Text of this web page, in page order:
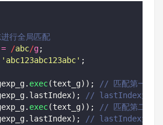
行全局匹配
= /abc/g;
' abc123abc123abc' ;
exec(text_g));
// 匹配第一个
// lastIndex为"3"
exec(text_g));
// 匹配第二个
// lastIndex为"9"